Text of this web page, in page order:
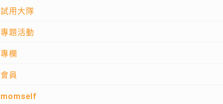
試用大隊
專題活動
專欄
會員
momself